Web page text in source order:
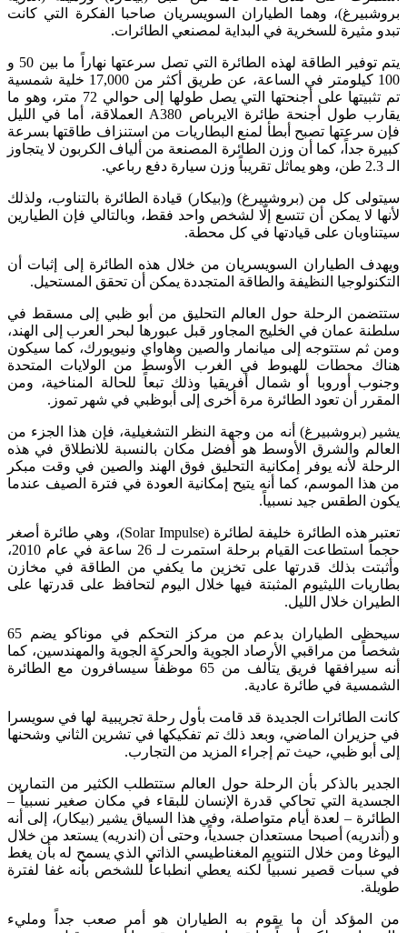
بروشبيرغ)، وهما الطياران السويسريان صاحبا الفكرة التي كانت
تبدو مثيرة للسخرية في البداية لمصنعي الطائرات.
يتم توفير الطاقة لهذه الطائرة التي تصل سرعتها نهاراً ما بين 50 و
100 كيلومتر في الساعة، عن طريق أكثر من 17,000 خلية شمسية
تم تثبيتها على أجنحتها التي يصل طولها إلى حوالي 72 متر، وهو ما
يقارب طول أجنحة طائرة الايرباص A380 العملاقة، أما في الليل
فإن سرعتها تصبح أبطأ لمنع البطاريات من استنزاف طاقتها بسرعة
كبيرة جداً، كما أن وزن الطائرة المصنعة من ألياف الكربون لا يتجاوز
الـ 2.3 طن، وهو يماثل تقريباً وزن سيارة دفع رباعي.
سيتولى كل من (بروشبيرغ) و(بيكار) قيادة الطائرة بالتناوب، ولذلك
لأنها لا يمكن أن تتسع إلّا لشخص واحد فقط، وبالتالي فإن الطيارين
سيتناوبان على قيادتها في كل محطة.
ويهدف الطياران السويسريان من خلال هذه الطائرة إلى إثبات أن
التكنولوجيا النظيفة والطاقة المتجددة يمكن أن تحقق المستحيل.
ستتضمن الرحلة حول العالم التحليق من أبو ظبي إلى مسقط في
سلطنة عمان في الخليج المجاور قبل عبورها لبحر العرب إلى الهند،
ومن ثم ستتوجه إلى ميانمار والصين وهاواي ونيويورك، كما سيكون
هناك محطات للهبوط في الغرب الأوسط من الولايات المتحدة
وجنوب أوروبا أو شمال أفريقيا وذلك تبعاً للحالة المناخية، ومن
المقرر أن تعود الطائرة مرة أخرى إلى أبوظبي في شهر تموز.
يشير (بروشبيرغ) أنه من وجهة النظر التشغيلية، فإن هذا الجزء من
العالم والشرق الأوسط هو أفضل مكان بالنسبة للانطلاق في هذه
الرحلة لأنه يوفر إمكانية التحليق فوق الهند والصين في وقت مبكر
من هذا الموسم، كما أنه يتيح إمكانية العودة في فترة الصيف عندما
يكون الطقس جيد نسبياً.
تعتبر هذه الطائرة خليفة لطائرة (Solar Impulse)، وهي طائرة أصغر
حجماً استطاعت القيام برحلة استمرت لـ 26 ساعة في عام 2010،
وأثبتت بذلك قدرتها على تخزين ما يكفي من الطاقة في مخازن
بطاريات الليثيوم المثبتة فيها خلال اليوم لتحافظ على قدرتها على
الطيران خلال الليل.
سيحظى الطياران بدعم من مركز التحكم في موناكو يضم 65
شخصاً من مراقبي الأرصاد الجوية والحركة الجوية والمهندسين، كما
أنه سيرافقها فريق يتألف من 65 موظفاً سيسافرون مع الطائرة
الشمسية في طائرة عادية.
كانت الطائرات الجديدة قد قامت بأول رحلة تجريبية لها في سويسرا
في حزيران الماضي، وبعد ذلك تم تفكيكها في تشرين الثاني وشحنها
إلى أبو ظبي، حيث تم إجراء المزيد من التجارب.
الجدير بالذكر بأن الرحلة حول العالم ستتطلب الكثير من التمارين
الجسدية التي تحاكي قدرة الإنسان للبقاء في مكان صغير نسبياً –
الطائرة – لعدة أيام متواصلة، وفي هذا السياق يشير (بيكار)، إلى أنه
و (أندريه) أصبحا مستعدان جسدياً، وحتى أن (اندريه) يستعد من خلال
اليوغا ومن خلال التنويم المغناطيسي الذاتي الذي يسمح له بأن يغط
في سبات قصير نسبياً لكنه يعطي انطباعاً للشخص بأنه غفا لفترة
طويلة.
من المؤكد أن ما يقوم به الطياران هو أمر صعب جداً ومليء